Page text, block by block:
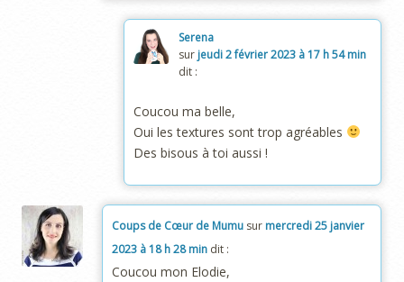
Serena
sur jeudi 2 février 2023 à 17 h 54 min
dit :
Coucou ma belle,
Oui les textures sont trop agréables
Des bisous à toi aussi !
Coups de Cœur de Mumu sur mercredi 25 janvier
2023 à 18 h 28 min dit :
Coucou mon Elodie,